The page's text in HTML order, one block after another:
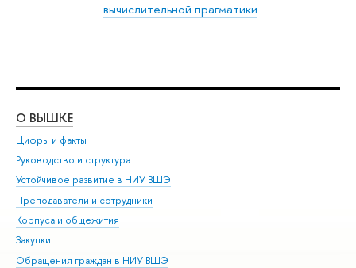
вычислительной прагматики
О ВЫШКЕ
Цифры и факты
Руководство и структура
Устойчивое развитие в НИУ ВШЭ
Преподаватели и сотрудники
Корпуса и общежития
Закупки
Обращения граждан в НИУ ВШЭ